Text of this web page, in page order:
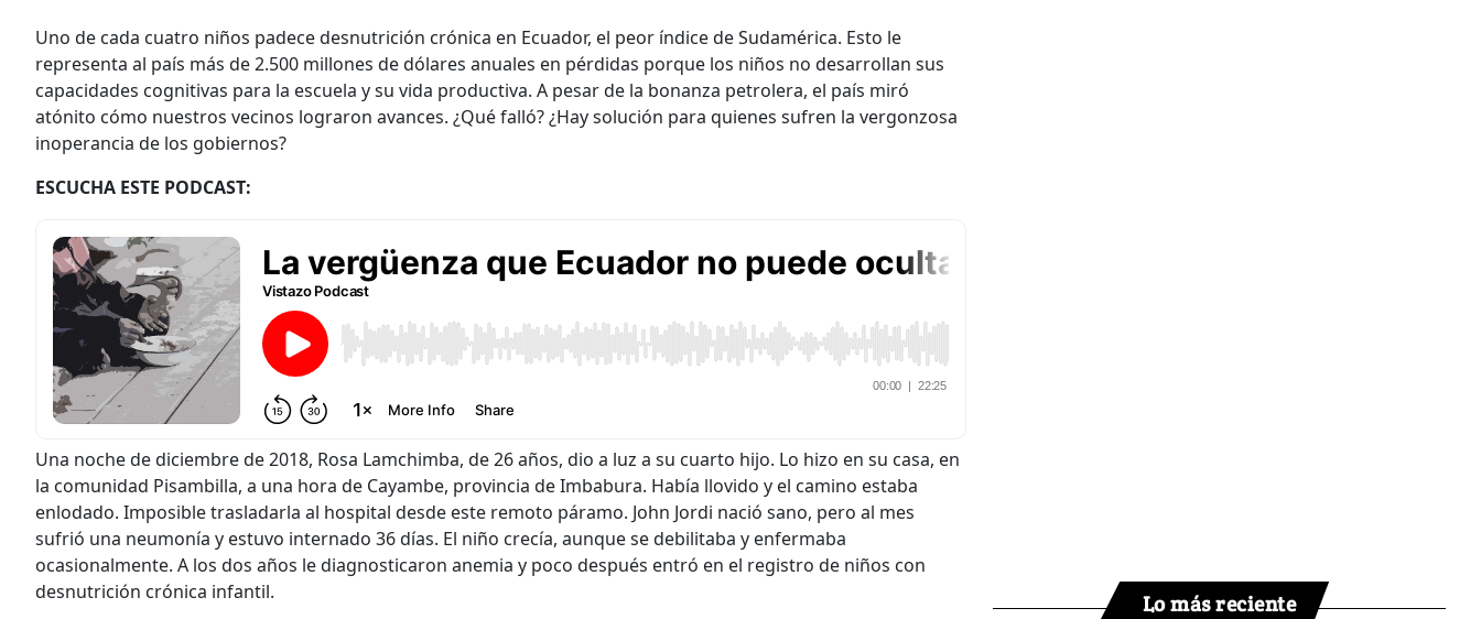
Uno de cada cuatro niños padece desnutrición crónica en Ecuador, el peor índice de Sudamérica. Esto le
representa al país más de 2.500 millones de dólares anuales en pérdidas porque los niños no desarrollan sus
capacidades cognitivas para la escuela y su vida productiva. A pesar de la bonanza petrolera, el país miró
atónito cómo nuestros vecinos lograron avances. ¿Qué falló? ¿Hay solución para quienes sufren la vergonzosa
inoperancia de los gobiernos?
ESCUCHA ESTE PODCAST:
Una noche de diciembre de 2018, Rosa Lamchimba, de 26 años, dio a luz a su cuarto hijo. Lo hizo en su casa, en
la comunidad Pisambilla, a una hora de Cayambe, provincia de Imbabura. Había llovido y el camino estaba
enlodado. Imposible trasladarla al hospital desde este remoto páramo. John Jordi nació sano, pero al mes
sufrió una neumonía y estuvo internado 36 días. El niño crecía, aunque se debilitaba y enfermaba
ocasionalmente. A los dos años le diagnosticaron anemia y poco después entró en el registro de niños con
desnutrición crónica infantil.
Lo más reciente